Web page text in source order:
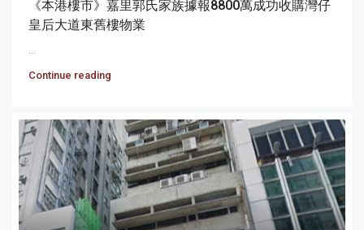
《本港樓市》嘉里郭氏家族據報8800萬成功收購灣仔
皇后大道東舊樓物業
Continue reading